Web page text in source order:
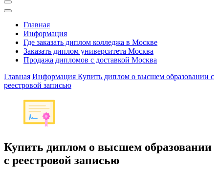
Главная
Информация
Где заказать диплом колледжа в Москве
Заказать диплом университета Москва
Продажа дипломов с доставкой Москва
Главная Информация Купить диплом о высшем образовании с
реестровой записью
Купить диплом о высшем образовании
с реестровой записью